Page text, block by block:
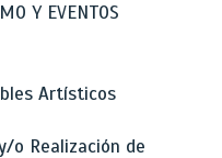
Y EVENTOS
Artísticos
o Realización de